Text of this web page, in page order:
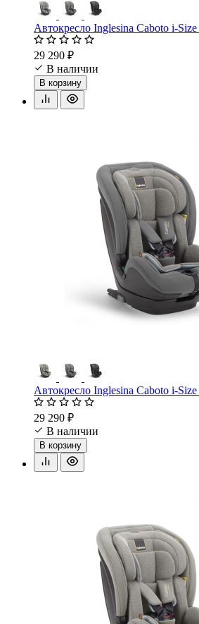
Автокресло Inglesina Caboto i-
29 290 ₽
В наличии
В корзину
Автокресло Inglesina Caboto i-
29 290 ₽
В наличии
В корзину